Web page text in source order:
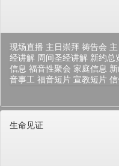
现场直播 主日崇拜 祷告会
经讲解 周间圣经讲解 新约总
信息 福音性聚会 家庭信息
音事工 福音短片 宣教短片
生命见证